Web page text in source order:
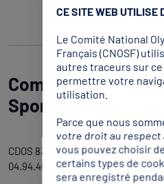
Comité
Sportif du Var
CDOS 83 133 Boulevard Général
04.94.46.01.92 @CDOS83
CE SITE WEB UTILISE
Le Comité National
Français (CNOSF)
autres traceurs sur
permettre votre
utilisation.
Parce que nous
votre droit au respect
vous pouvez choisir
certains types de
sera enregistré